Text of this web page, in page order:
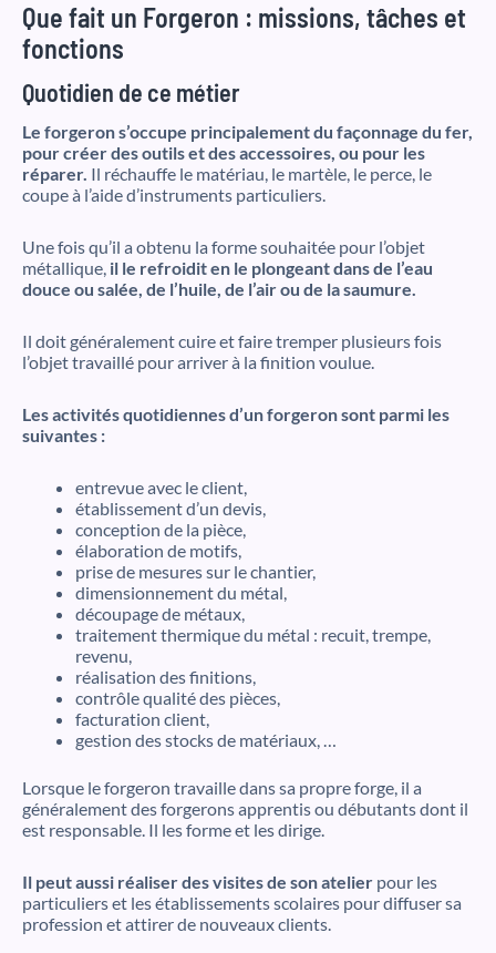
Que fait un Forgeron : missions, tâches et
fonctions
Quotidien de ce métier
Le forgeron s’occupe principalement du façonnage du fer,
pour créer des outils et des accessoires, ou pour les
réparer. Il réchauffe le matériau, le martèle, le perce, le
coupe à l’aide d’instruments particuliers.
Une fois qu’il a obtenu la forme souhaitée pour l’objet
métallique, il le refroidit en le plongeant dans de l’eau
douce ou salée, de l’huile, de l’air ou de la saumure.
Il doit généralement cuire et faire tremper plusieurs fois
l’objet travaillé pour arriver à la finition voulue.
Les activités quotidiennes d’un forgeron sont parmi les
suivantes :
entrevue avec le client,
établissement d’un devis,
conception de la pièce,
élaboration de motifs,
prise de mesures sur le chantier,
dimensionnement du métal,
découpage de métaux,
traitement thermique du métal : recuit, trempe,
revenu,
réalisation des finitions,
contrôle qualité des pièces,
facturation client,
gestion des stocks de matériaux, …
Lorsque le forgeron travaille dans sa propre forge, il a
généralement des forgerons apprentis ou débutants dont il
est responsable. Il les forme et les dirige.
Il peut aussi réaliser des visites de son atelier pour les
particuliers et les établissements scolaires pour diffuser sa
profession et attirer de nouveaux clients.